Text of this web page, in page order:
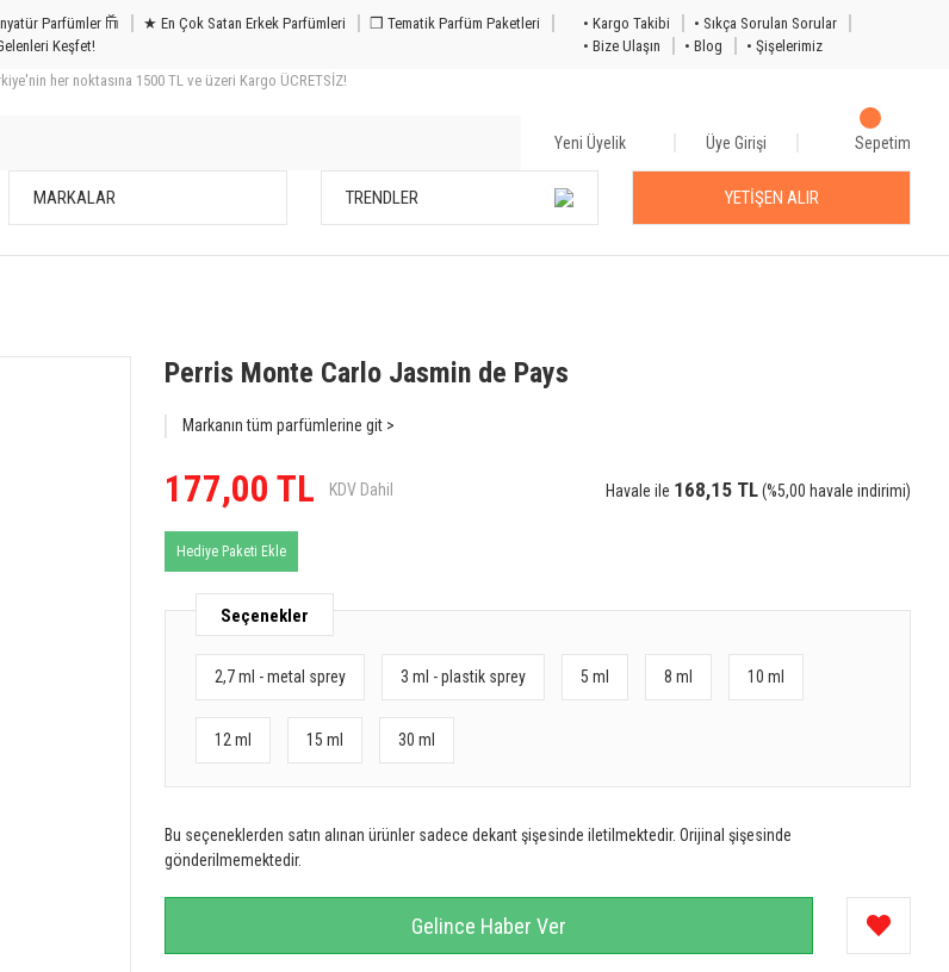
Parfümler 𐙏 ★ En Çok Satan Erkek Parfümleri
❒ Tematik Parfüm Paketleri
Keşfet!
• Kargo Takibi
• Sıkça Sorulan Sorular
• Bize Ulaşın
• Blog
• Şişelerimiz
her noktasına 1500 TL ve üzeri Kargo ÜCRETSİZ!
Yeni Üyelik Üye Girişi Sepetim
MARKALAR TRENDLER YETİŞEN ALIR
Perris Monte Carlo Jasmin de Pays
Markanın tüm parfümlerine git >
177,00 TL KDV Dahil Havale ile 168,15 TL(%5,00 havale indirimi)
Hediye Paketi Ekle
Seçenekler
2,7 ml - metal sprey 3 ml - plastik sprey 5 ml 8 ml 10 ml
12 ml 15 ml 30 ml
Bu seçeneklerden satın alınan ürünler sadece dekant şişesinde iletilmektedir. Orijinal şişesinde
gönderilmemektedir.
Gelince Haber Ver